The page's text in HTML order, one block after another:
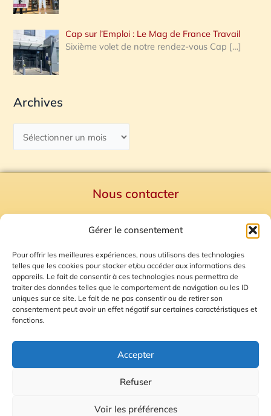
Gérer le consentement
Pour offrir les meilleures expériences, nous utilisons des technologies
telles que les cookies pour stocker et/ou accéder aux informations des
appareils. Le fait de consentir à ces technologies nous permettra de
traiter des données telles que le comportement de navigation ou les ID
uniques sur ce site. Le fait de ne pas consentir ou de retirer son
consentement peut avoir un effet négatif sur certaines caractéristiques et
fonctions.
Accepter
Refuser
Voir les préférences
Cap sur l’Emploi : Le Mag de France Travail
Sixième volet de notre rendez-vous Cap […]
Archives
Nous contacter
Mentions Légales
Plan du site
Gestion des Cookies
© 2026 Radio Calade